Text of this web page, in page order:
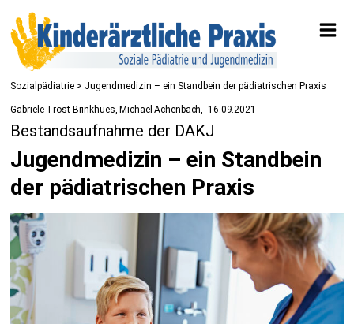
Sozialpädiatrie > Jugendmedizin – ein Standbein der pädiatrischen Praxis
Gabriele Trost-Brinkhues, Michael Achenbach 16.09.2021
Bestandsaufnahme der DAKJ
Jugendmedizin – ein Standbein
der pädiatrischen Praxis